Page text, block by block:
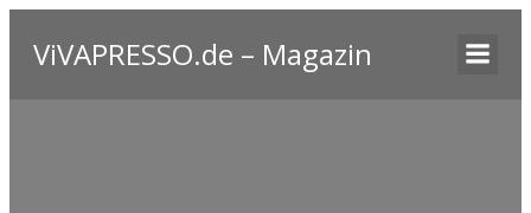
ViVAPRESSO.de – Magazin